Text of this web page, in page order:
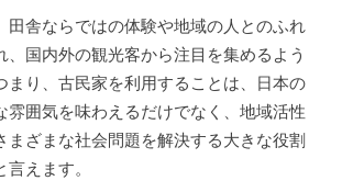
田舎ならではの体験や地域の人とのふれ
、国内外の観光客から注目を集めるよう
まり、古民家を利用することは、日本の
雰囲気を味わえるだけでなく、地域活性
まざまな社会問題を解決する大きな役割
えます。